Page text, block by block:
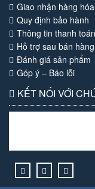
Giao nhận hàng hóa
Quy định bảo hành
Thông tin thanh toán
Hỗ trợ sau bán hàng
Đánh giá sản phẩm
Góp ý – Báo lỗi
KẾT NỐI VỚI